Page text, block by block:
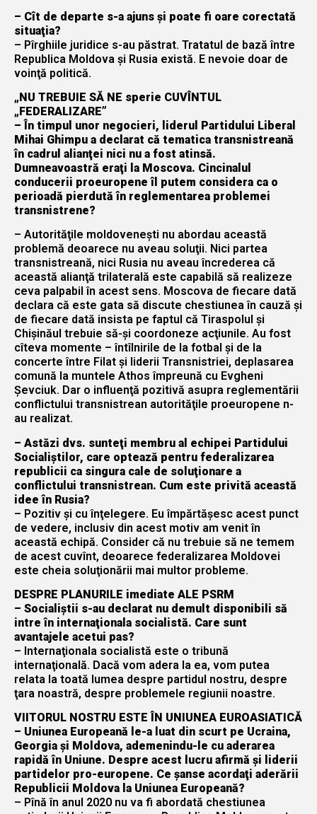
– Cît de departe s-a ajuns şi poate fi oare corectată
situaţia?
– Pîrghiile juridice s-au păstrat. Tratatul de bază între
Republica Moldova şi Rusia există. E nevoie doar de
voinţă politică.
„NU TREBUIE SĂ NE sperie CUVÎNTUL
„FEDERALIZARE”
– În timpul unor negocieri, liderul Partidului Liberal
Mihai Ghimpu a declarat că tematica transnistreană
în cadrul alianţei nici nu a fost atinsă.
Dumneavoastră eraţi la Moscova. Cincinalul
conducerii proeuropene îl putem considera ca o
perioadă pierdută în reglementarea problemei
transnistrene?
– Autorităţile moldoveneşti nu abordau această
problemă deoarece nu aveau soluţii. Nici partea
transnistreană, nici Rusia nu aveau încrederea că
această alianţă trilaterală este capabilă să realizeze
ceva palpabil în acest sens. Moscova de fiecare dată
declara că este gata să discute chestiunea în cauză şi
de fiecare dată insista pe faptul că Tiraspolul şi
Chişinăul trebuie să-şi coordoneze acţiunile. Au fost
cîteva momente – întîlnirile de la fotbal şi de la
concerte între Filat şi liderii Transnistriei, deplasarea
comună la muntele Athos împreună cu Evgheni
Şevciuk. Dar o influenţă pozitivă asupra reglementării
conflictului transnistrean autorităţile proeuropene n-
au realizat.
– Astăzi dvs. sunteţi membru al echipei Partidului
Socialiştilor, care optează pentru federalizarea
republicii ca singura cale de soluţionare a
conflictului transnistrean. Cum este privită această
idee în Rusia?
– Pozitiv şi cu înţelegere. Eu împărtăşesc acest punct
de vedere, inclusiv din acest motiv am venit în
această echipă. Consider că nu trebuie să ne temem
de acest cuvînt, deoarece federalizarea Moldovei
este cheia soluţionării mai multor probleme.
DESPRE PLANURILE imediate ALE PSRM
– Socialiştii s-au declarat nu demult disponibili să
intre în internaţionala socialistă. Care sunt
avantajele acetui pas?
– Internaţionala socialistă este o tribună
internaţională. Dacă vom adera la ea, vom putea
relata la toată lumea despre partidul nostru, despre
ţara noastră, despre problemele regiunii noastre.
VIITORUL NOSTRU ESTE ÎN UNIUNEA EUROASIATICĂ
– Uniunea Europeană le-a luat din scurt pe Ucraina,
Georgia şi Moldova, ademenindu-le cu aderarea
rapidă în Uniune. Despre acest lucru afirmă şi liderii
partidelor pro-europene. Ce şanse acordaţi aderării
Republicii Moldova la Uniunea Europeană?
– Pînă în anul 2020 nu va fi abordată chestiunea